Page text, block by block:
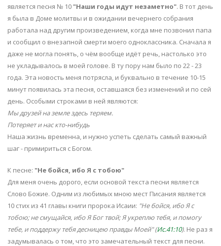
является песня № 10 "Наши годы идут незаметно". В тот день
я была в Доме молитвы и в ожидании вечернего собрания
работала над другим произведением, когда мне позвонил папа
и сообщил о внезапной смерти моего одноклассника. Сначала я
даже не могла понять, о чём вообще идёт речь, настолько это
не укладывалось в моей голове. В ту пору нам было по 22 - 23
года. Эта новость меня потрясла, и буквально в течение 10-15
минут появилась эта песня, оставшаяся без изменений и по сей
день. Особыми строками в ней являются:
Мы друзей на земле здесь теряем.
Потеряет и нас кто-нибудь
Наша жизнь временна, и нужно успеть сделать самый важный
шаг - примириться с Богом.
К песне: "Не бойся, ибо Я с тобою"
Для меня очень дорого, если основой текста песни является
Слово Божие. Одним из любимых мною мест Писания является
10 стих из 41 главы книги пророка Исаии: "Не бойся, ибо Я с
тобою; не смущайся, ибо Я Бог твой; Я укреплю тебя, и помогу
тебе, и поддержу тебя десницею правды Моей" (Ис.41:10). Не раз я
задумывалась о том, что это замечательный текст для песни.